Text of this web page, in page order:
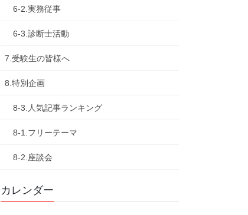
6-2.実務従事
6-3.診断士活動
7.受験生の皆様へ
8.特別企画
8-3.人気記事ランキング
8-1.フリーテーマ
8-2.座談会
カレンダー